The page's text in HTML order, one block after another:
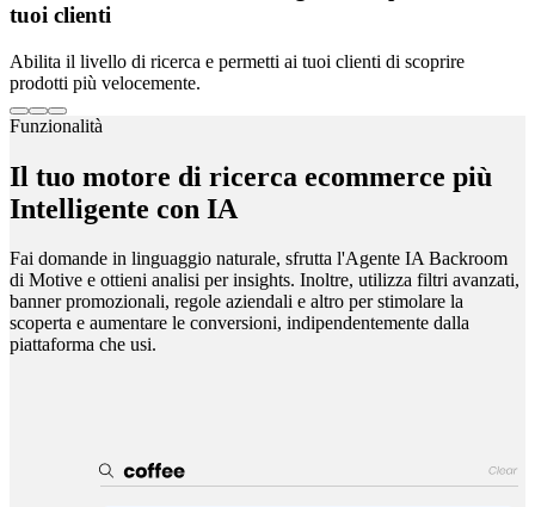
tuoi clienti
Abilita il livello di ricerca e permetti ai tuoi clienti di scoprire
prodotti più velocemente.
Funzionalità
Il tuo motore di ricerca ecommerce più
Intelligente con IA
Fai domande in linguaggio naturale, sfrutta l'Agente IA Backroom
di Motive e ottieni analisi per insights. Inoltre, utilizza filtri avanzati,
banner promozionali, regole aziendali e altro per stimolare la
scoperta e aumentare le conversioni, indipendentemente dalla
piattaforma che usi.